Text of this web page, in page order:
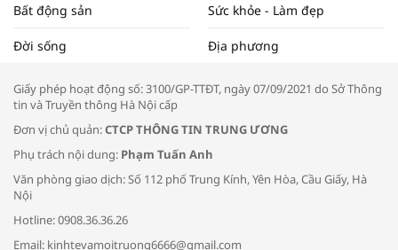
Tọa đàm “Xúc tiến thương mại: Khơi
Bác sĩ tư vấn cách phòng tránh bệnh
đường hô hấp trong thời tiết giao mùa
Bất động sản Sức khỏe - Làm đẹp
Đời sống Địa phương
Giấy phép hoạt động số: 3100/GP-TTĐT, ngày 07/09/2021 do Sở Thông
tin và Truyền thông Hà Nội cấp
Đơn vị chủ quản:CTCP THÔNG TIN TRUNG ƯƠNG
Phụ trách nội dung: Phạm Tuấn Anh
Văn phòng giao dịch: Số 112 phố Trung Kính, Yên Hòa, Cầu Giấy, Hà
Nội
Hotline: 0908.36.36.26
Email: kinhtevamoitruong6666@gmail.com